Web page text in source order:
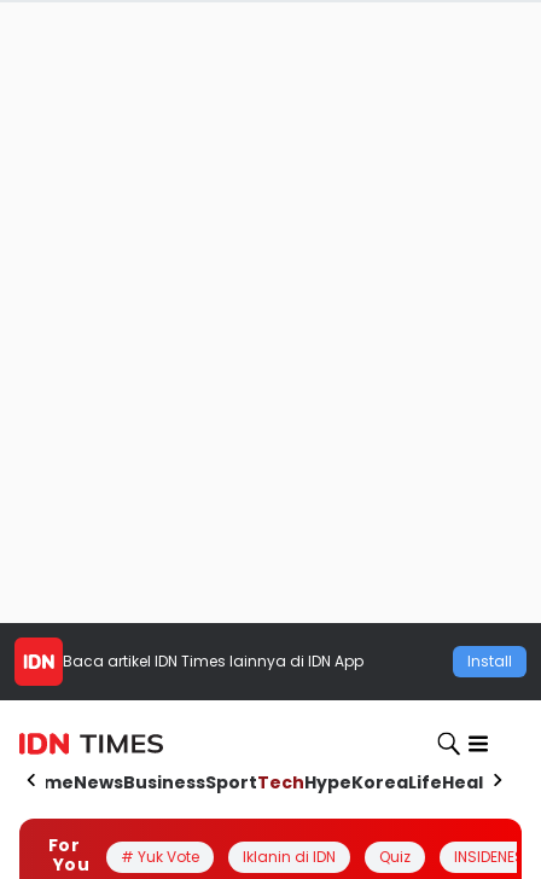
Baca artikel IDN Times lainnya di IDN App Install
HomeNewsBusinessSportTechHypeKoreaLifeHealth
For
You
# Yuk Vote Iklanin di IDN Quiz INSIDENESIA